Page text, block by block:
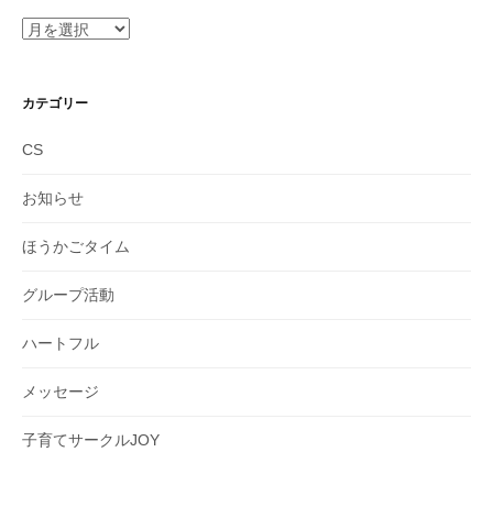
ア
イ
カテゴリー
CS
お知らせ
ほうかごタイム
グループ活動
ハートフル
メッセージ
子育てサークルJOY